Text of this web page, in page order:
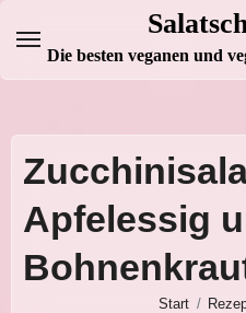
Inhalt
springen
Die besten veganen und
Apfelessig
Start